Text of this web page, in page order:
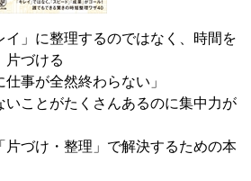
」に整理するのではなく、時間を
片づける
仕事が全然終わらない」
いことがたくさんあるのに集中力が
片づけ・整理」で解決するための本